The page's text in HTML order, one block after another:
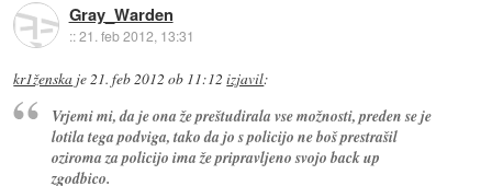
Gray_Warden
::21. feb 2012, 13:31
kr1ženska je21. feb 2012 ob 11:12 izjavil:
Vrjemi mi, da je ona že preštudirala vse možnosti, preden se je
lotila tega podviga, tako da jo s policijo ne boš prestrašil
oziroma za policijo ima že pripravljeno svojo back up
zgodbico.